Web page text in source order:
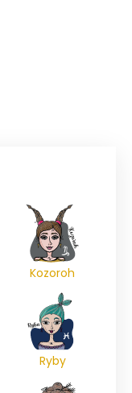
Kozoroh
Ryby